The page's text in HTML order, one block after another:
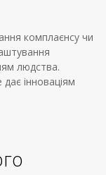
комплаєнсу чи
людства.
інноваціям